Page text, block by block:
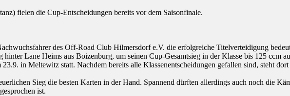
fielen die Cup-Entscheidungen bereits vor dem Saisonfinale.
des Off-Road Club Hilmersdorf e.V. die erfolgreiche Titelverteidigung
Lane Heims aus Boizenburg, um seinen Cup-Gesamtsieg in der Klasse bis 125 ccm
in Meltewitz statt. Nachdem bereits alle Klassenentscheidungen gefallen sind, steht
Sieg die besten Karten in der Hand. Spannend dürften allerdings auch noch die
ist.